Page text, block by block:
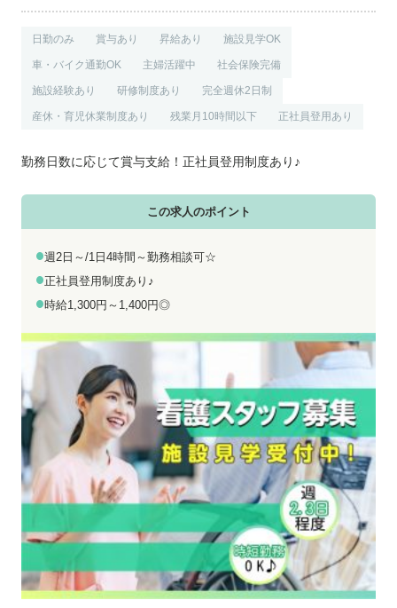
0800-555-1109 無料お仕事相談
日勤のみ 賞与あり 昇給あり 施設見学OK
車・バイク通勤OK 主婦活躍中 社会保険完備
施設経験あり 研修制度あり 完全週休2日制
産休・育児休業制度あり 残業月10時間以下 正社員登用あり
勤務日数に応じて賞与支給！正社員登用制度あり♪
この求人のポイント
週2日～/1日4時間～勤務相談可☆
正社員登用制度あり♪
時給1,300円～1,400円◎